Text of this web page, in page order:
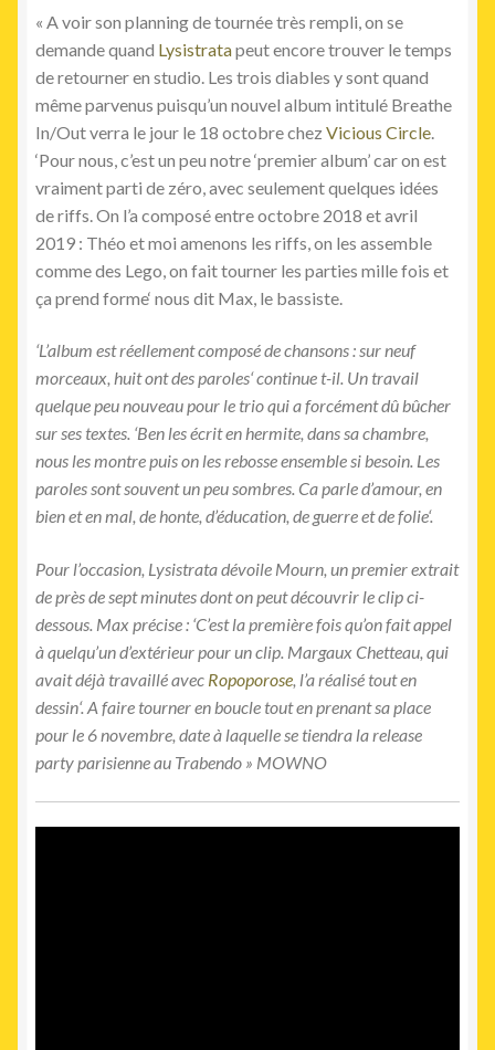
« A voir son planning de tournée très rempli, on se
demande quand Lysistratapeut encore trouver le temps
de retourner en studio. Les trois diables y sont quand
même parvenus puisqu’un nouvel album intitulé Breathe
In/Out verra le jour le 18 octobre chez Vicious Circle.
‘Pour nous, c’est un peu notre ‘premier album’ car on est
vraiment parti de zéro, avec seulement quelques idées
de riffs. On l’a composé entre octobre 2018 et avril
2019 : Théo et moi amenons les riffs, on les assemble
comme des Lego, on fait tourner les parties mille fois et
ça prend forme‘ nous dit Max, le bassiste.
‘L’album est réellement composé de chansons : sur neuf
morceaux, huit ont des paroles‘ continue t-il. Un travail
quelque peu nouveau pour le trio qui a forcément dû bûcher
sur ses textes. ‘Ben les écrit en hermite, dans sa chambre,
nous les montre puis on les rebosse ensemble si besoin. Les
paroles sont souvent un peu sombres. Ca parle d’amour, en
bien et en mal, de honte, d’éducation, de guerre et de folie‘.
Pour l’occasion, Lysistrata dévoile Mourn, un premier extrait
de près de sept minutes dont on peut découvrir le clip ci-
dessous. Max précise : ‘C’est la première fois qu’on fait appel
à quelqu’un d’extérieur pour un clip. Margaux Chetteau, qui
avait déjà travaillé avec Ropoporose, l’a réalisé tout en
dessin‘. A faire tourner en boucle tout en prenant sa place
pour le 6 novembre, date à laquelle se tiendra la release
party parisienne au Trabendo » MOWNO